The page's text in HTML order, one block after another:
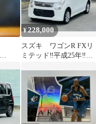
¥228,000
スズキ ワゴンR FXリ
ミテッド‼️平成25年‼️距